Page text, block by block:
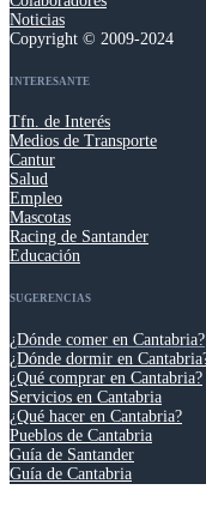
Noticias
Copyright © 2009-2024
INTERESANTE
Tfn. de Interés
Medios de Transporte
Cantur
Salud
Empleo
Mascotas
Racing de Santander
Educación
SUGERENCIAS
¿Dónde comer en Cantabria?
¿Dónde dormir en
¿Qué comprar en Cantabria?
Servicios en Cantabria
¿Qué hacer en Cantabria?
Pueblos de Cantabria
Guía de Santander
Guía de Cantabria